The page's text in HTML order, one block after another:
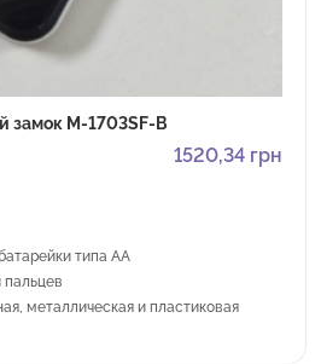
замок M-1703SF-B
1520,34 грн
типа АА
пальцев
металлическая и пластиковая